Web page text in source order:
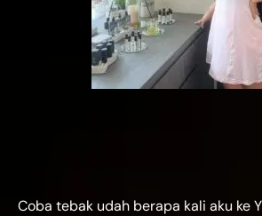
Coba tebak udah berapa kali aku ke